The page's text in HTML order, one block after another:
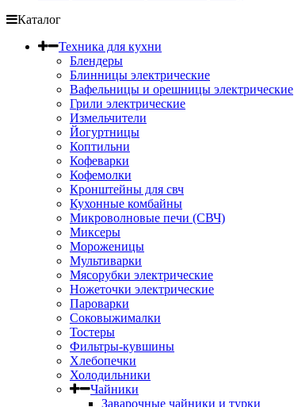
Каталог
Техника для кухни
Блендеры
Блинницы электрические
Вафельницы и орешницы электрические
Грили электрические
Измельчители
Йогуртницы
Коптильни
Кофеварки
Кофемолки
Кронштейны для свч
Кухонные комбайны
Микроволновые печи (СВЧ)
Миксеры
Мороженицы
Мультиварки
Мясорубки электрические
Ножеточки электрические
Пароварки
Соковыжималки
Тостеры
Фильтры-кувшины
Хлебопечки
Холодильники
Чайники
Заварочные чайники и турки